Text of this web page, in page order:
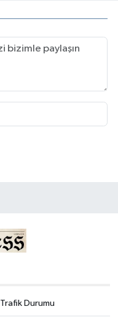
Trafik Durumu